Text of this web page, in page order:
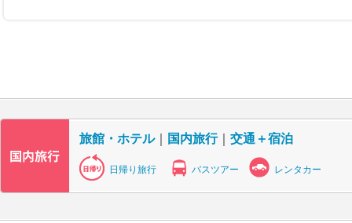
旅館・ホテル｜ 国内旅行｜ 交通＋宿泊
日帰り旅行 バスツアー レンタカー